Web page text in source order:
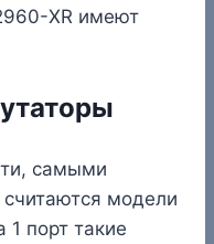
XR имеют
самыми
модели
1 порт такие